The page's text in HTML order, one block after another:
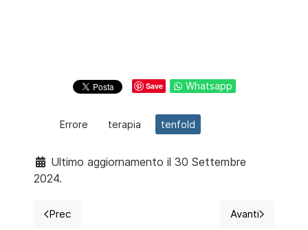
Save Whatsapp
Errore terapia tenfold
Ultimo aggiornamento il 30 Settembre
2024.
Articolo precedente: Connettori a pressione e
Prec Articolo
Avanti